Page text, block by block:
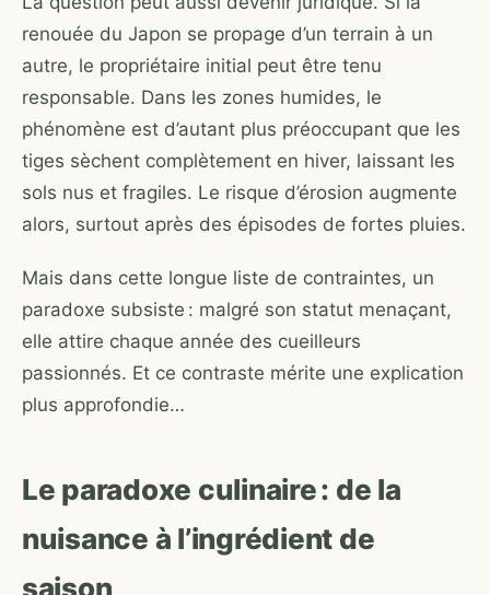
renouée du Japon se propage d’un terrain à un
autre, le propriétaire initial peut être tenu
responsable. Dans les zones humides, le
phénomène est d’autant plus préoccupant que les
tiges sèchent complètement en hiver, laissant les
sols nus et fragiles. Le risque d’érosion augmente
alors, surtout après des épisodes de fortes pluies.
Mais dans cette longue liste de contraintes, un
paradoxe subsiste : malgré son statut menaçant,
elle attire chaque année des cueilleurs
passionnés. Et ce contraste mérite une explication
plus approfondie…
Le paradoxe culinaire : de la
nuisance à l’ingrédient de
saison